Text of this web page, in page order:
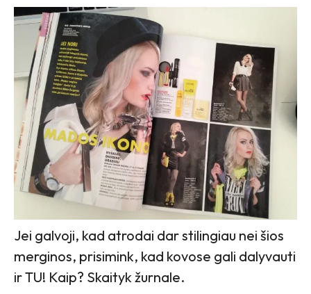
Jei galvoji, kad atrodai dar stilingiau nei šios
merginos, prisimink, kad kovose gali dalyvauti
ir TU! Kaip? Skaityk žurnale.